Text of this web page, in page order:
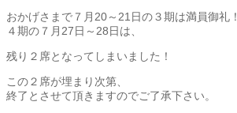
おかげさまで７月20～21日の３期は満員御礼！
４期の７月27日～28日は、
残り２席となってしまいました！
この２席が埋まり次第、
終了とさせて頂きますのでご了承下さい。